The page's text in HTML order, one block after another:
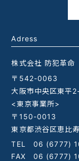
Adress
株式会社 防犯革命
〒542-0063
大阪市中央区東平
<東京事業所>
〒150-0013
東京都渋谷区恵比
TEL 06 (6777)
FAX 06 (6777)